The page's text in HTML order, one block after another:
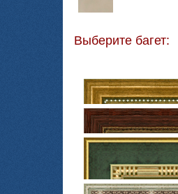
Выберите багет: